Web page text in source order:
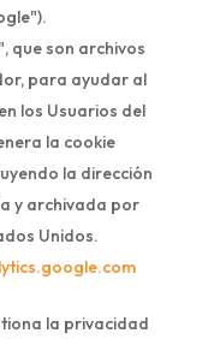
que son archivos
para ayudar al
los Usuarios del
la cookie
la dirección
y archivada por
Unidos.
la privacidad